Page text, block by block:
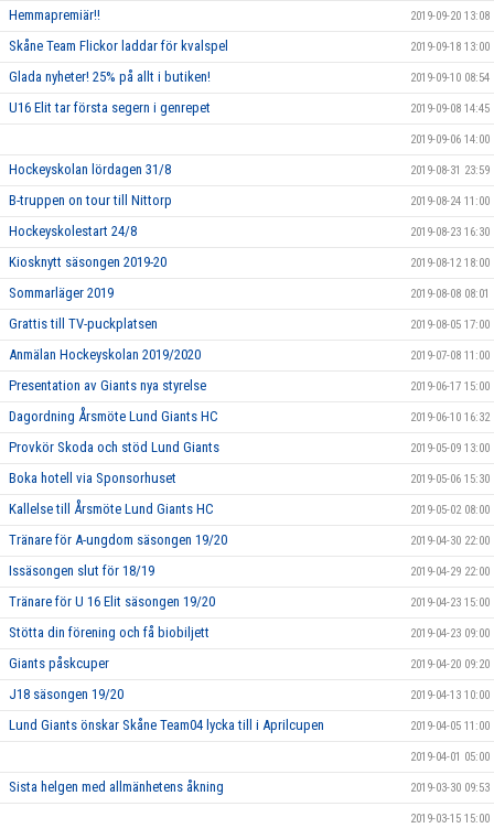
Hemmapremiär!! 2019-09-20 13:08
Skåne Team Flickor laddar för kvalspel 2019-09-18 13:00
Glada nyheter! 25% på allt i butiken! 2019-09-10 08:54
U16 Elit tar första segern i genrepet 2019-09-08 14:45
2019-09-06 14:00
Hockeyskolan lördagen 31/8 2019-08-31 23:59
B-truppen on tour till Nittorp 2019-08-24 11:00
Hockeyskolestart 24/8 2019-08-23 16:30
Kiosknytt säsongen 2019-20 2019-08-12 18:00
Sommarläger 2019 2019-08-08 08:01
Grattis till TV-puckplatsen 2019-08-05 17:00
Anmälan Hockeyskolan 2019/2020 2019-07-08 11:00
Presentation av Giants nya styrelse 2019-06-17 15:00
Dagordning Årsmöte Lund Giants HC 2019-06-10 16:32
Provkör Skoda och stöd Lund Giants 2019-05-09 13:00
Boka hotell via Sponsorhuset 2019-05-06 15:30
Kallelse till Årsmöte Lund Giants HC 2019-05-02 08:00
Tränare för A-ungdom säsongen 19/20 2019-04-30 22:00
Issäsongen slut för 18/19 2019-04-29 22:00
Tränare för U 16 Elit säsongen 19/20 2019-04-23 15:00
Stötta din förening och få biobiljett 2019-04-23 09:00
Giants påskcuper 2019-04-20 09:20
J18 säsongen 19/20 2019-04-13 10:00
Lund Giants önskar Skåne Team04 lycka till i Aprilcupen 2019-04-05 11:00
2019-04-01 05:00
Sista helgen med allmänhetens åkning 2019-03-30 09:53
2019-03-15 15:00